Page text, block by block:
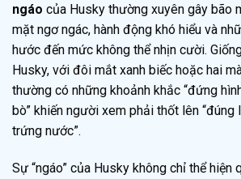
ngáo của Husky thường xuyên gây bão
mặt ngơ ngác, hành động khó hiểu và
hước đến mức không thể nhịn cười.
Husky, với đôi mắt xanh biếc hoặc hai
thường có những khoảnh khắc “đứng
bò” khiến người xem phải thốt lên “đúng
trứng nước”.
Sự “ngáo” của Husky không chỉ thể hiện